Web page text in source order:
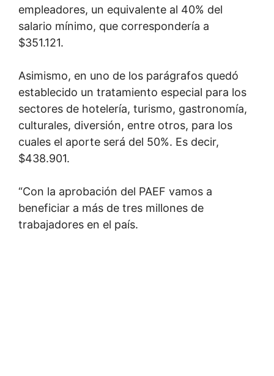
empleadores, un equivalente al 40% del
salario mínimo, que correspondería a
$351.121.
Asimismo, en uno de los parágrafos quedó
establecido un tratamiento especial para los
sectores de hotelería, turismo, gastronomía,
culturales, diversión, entre otros, para los
cuales el aporte será del 50%. Es decir,
$438.901.
“Con la aprobación del PAEF vamos a
beneficiar a más de tres millones de
trabajadores en el país.